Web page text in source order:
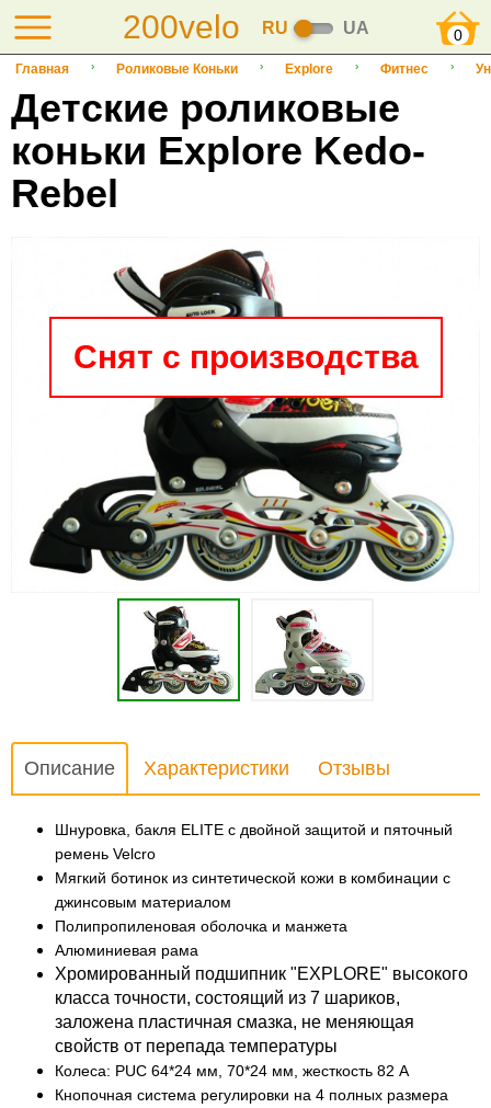
200velo RU UA 0
Главная Роликовые Коньки Explore Фитнес
Детские роликовые
коньки Explore Kedo-
Rebel
Снят с производства
Описание Характеристики Отзывы
Шнуровка, бакля ELITE с двойной защитой и пяточный
ремень Velcro
Мягкий ботинок из синтетической кожи в комбинации с
джинсовым материалом
Полипропиленовая оболочка и манжета
Алюминиевая рама
Хромированный подшипник "EXPLORE" высокого
класса точности, состоящий из 7 шариков,
заложена пластичная смазка, не меняющая
свойств от перепада температуры
Колеса: PUC 64*24 мм, 70*24 мм, жесткость 82 A
Кнопочная система регулировки на 4 полных размера